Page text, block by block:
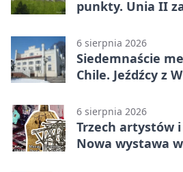
punkty. Unia II
6 sierpnia 2026
Siedemnaście
Chile. Jeźdźcy z
6 sierpnia 2026
Trzech artystów
Nowa wystawa